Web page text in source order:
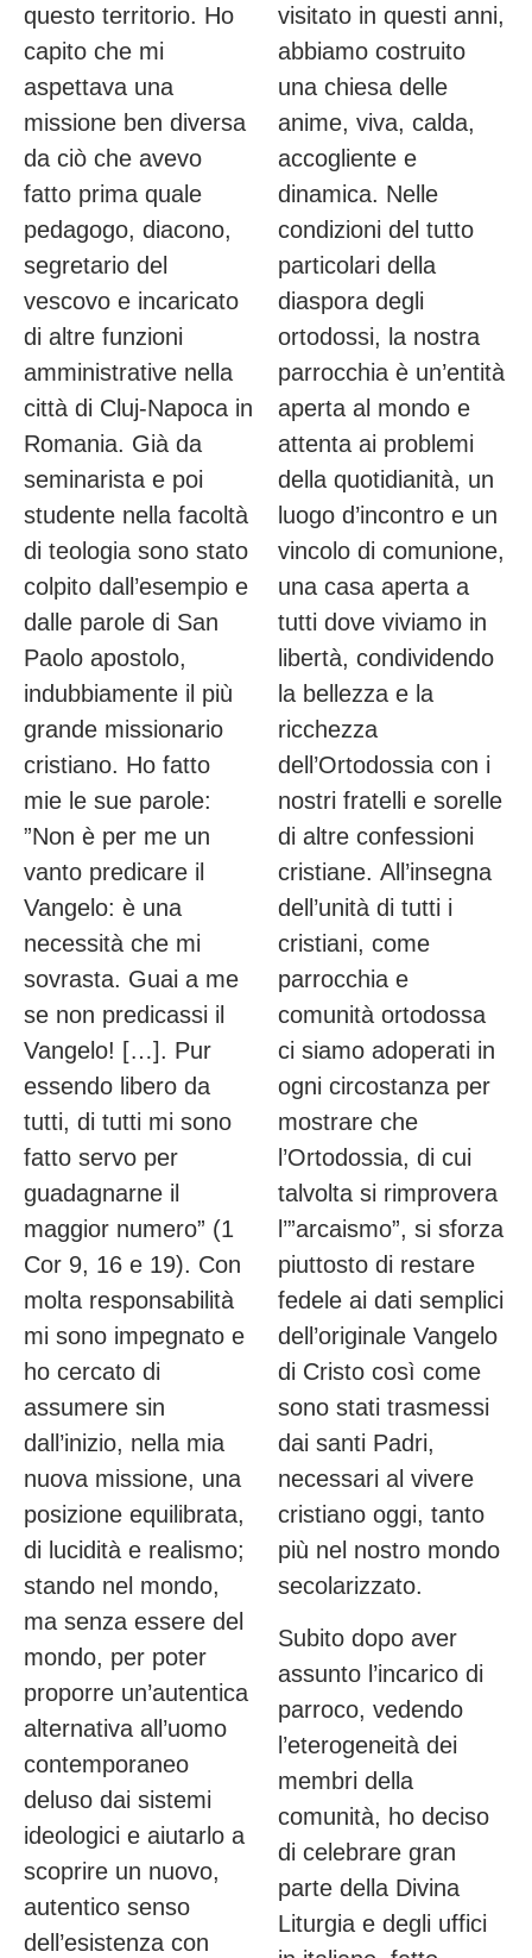
questo territorio. Ho
capito che mi
aspettava una
missione ben diversa
da ciò che avevo
fatto prima quale
pedagogo, diacono,
segretario del
vescovo e incaricato
di altre funzioni
amministrative nella
città di Cluj-Napoca in
Romania. Già da
seminarista e poi
studente nella facoltà
di teologia sono stato
colpito dall’esempio e
dalle parole di San
Paolo apostolo,
indubbiamente il più
grande missionario
cristiano. Ho fatto
mie le sue parole:
”Non è per me un
vanto predicare il
Vangelo: è una
necessità che mi
sovrasta. Guai a me
se non predicassi il
Vangelo! […]. Pur
essendo libero da
tutti, di tutti mi sono
fatto servo per
guadagnarne il
maggior numero” (1
Cor 9, 16 e 19). Con
molta responsabilità
mi sono impegnato e
ho cercato di
assumere sin
dall’inizio, nella mia
nuova missione, una
posizione equilibrata,
di lucidità e realismo;
stando nel mondo,
ma senza essere del
mondo, per poter
proporre un’autentica
alternativa all’uomo
contemporaneo
deluso dai sistemi
ideologici e aiutarlo a
scoprire un nuovo,
autentico senso
dell’esistenza con
visitato in questi anni,
abbiamo costruito
una chiesa delle
anime, viva, calda,
accogliente e
dinamica. Nelle
condizioni del tutto
particolari della
diaspora degli
ortodossi, la nostra
parrocchia è un’entità
aperta al mondo e
attenta ai problemi
della quotidianità, un
luogo d’incontro e un
vincolo di comunione,
una casa aperta a
tutti dove viviamo in
libertà, condividendo
la bellezza e la
ricchezza
dell’Ortodossia con i
nostri fratelli e sorelle
di altre confessioni
cristiane. All’insegna
dell’unità di tutti i
cristiani, come
parrocchia e
comunità ortodossa
ci siamo adoperati in
ogni circostanza per
mostrare che
l’Ortodossia, di cui
talvolta si rimprovera
l’”arcaismo”, si sforza
piuttosto di restare
fedele ai dati semplici
dell’originale Vangelo
di Cristo così come
sono stati trasmessi
dai santi Padri,
necessari al vivere
cristiano oggi, tanto
più nel nostro mondo
secolarizzato.
Subito dopo aver
assunto l’incarico di
parroco, vedendo
l’eterogeneità dei
membri della
comunità, ho deciso
di celebrare gran
parte della Divina
Liturgia e degli uffici